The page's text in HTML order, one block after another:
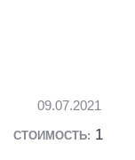
09.07.2021
СТОИМОСТЬ: 1